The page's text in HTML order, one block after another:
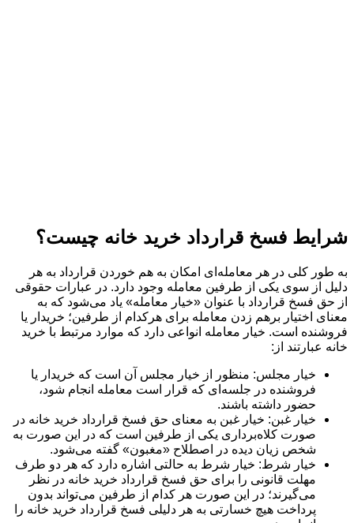
شرایط فسخ قرارداد خرید خانه چیست؟
به طور کلی در هر معامله‌ای امکان به هم خوردن قرارداد به هر
دلیل از سوی یکی از طرفین معامله وجود دارد. در عبارات حقوقی
از حق فسخ قرارداد با عنوان «خیار معامله» یاد می‌شود که به
معنای اختیار برهم زدن معامله برای هرکدام از طرفین؛ خریدار یا
فروشنده است. خیار معامله انواعی دارد که موارد مرتبط با خرید
خانه عبارتند از:
خیار مجلس: منظور از خیار مجلس آن است که خریدار یا
فروشنده در جلسه‌ای که قرار است معامله انجام شود،
حضور داشته باشند.
خیار غبن: خیار غبن به معنای حق فسخ قرارداد خرید خانه در
صورت کلاه‌برداری یکی از طرفین است که در این صورت به
شخص زیان دیده در اصطلاح «مغبون» گفته می‌شود.
خیار شرط: خیار شرط به حالتی اشاره دارد که هر دو طرف
مهلت قانونی را برای حق فسخ قرارداد خرید خانه در نظر
می‌گیرند؛ در این صورت هر کدام از طرفین می‌تواند بدون
پرداخت هیچ خسارتی به هر دلیلی فسخ قرارداد خرید خانه را